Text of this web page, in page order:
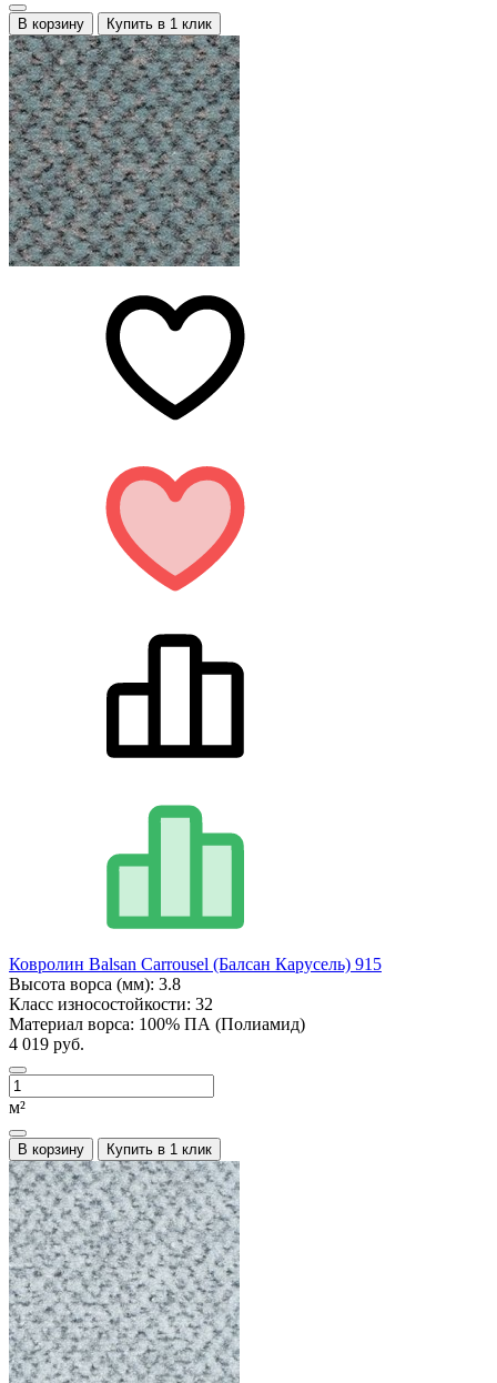
В корзину Купить в 1 клик
Ковролин Balsan Carrousel (Балсан Карусель) 915
Высота ворса (мм): 3.8
Класс износостойкости: 32
Материал ворса: 100% ПА (Полиамид)
4 019 руб.
м²
В корзину Купить в 1 клик